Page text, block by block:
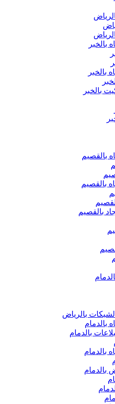
بالخبر
بالخبر
بالقصيم
بالقصيم
بالقصيم
بالرياض
بالدمام
بالدمام
بالدمام
بالدمام